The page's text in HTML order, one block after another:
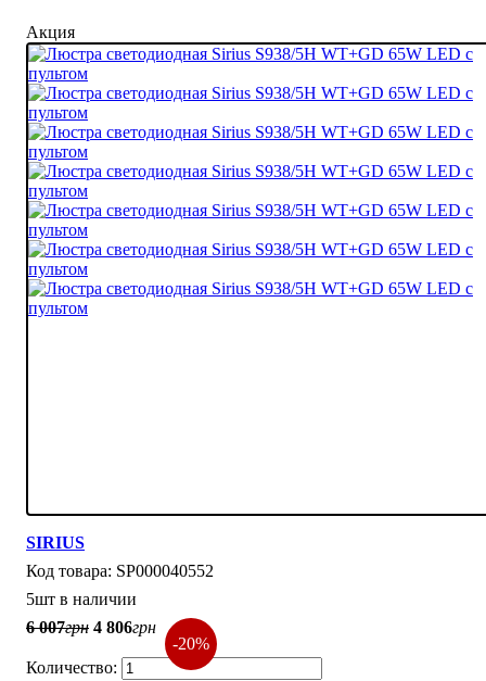
Акция
SIRIUS
SP000040552
5шт в наличии
-20%
6 007грн 4 806грн